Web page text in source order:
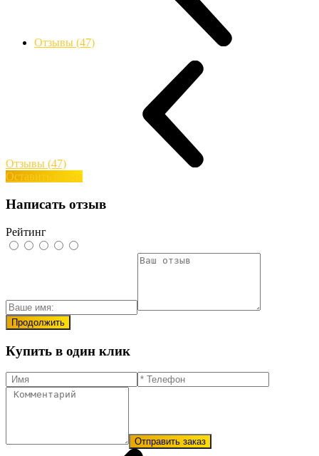
Отзывы (47)
Отзывы (47)
Оставить отзыв
Написать отзыв
Рейтинг
Продолжить
Купить в один клик
Отправить заказ